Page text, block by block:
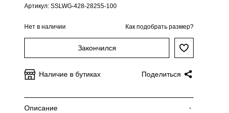
Артикул: SSLWG-428-28255-100
Нет в наличии Как подобрать размер?
Закончился
Наличие в бутиках Поделиться
Описание -